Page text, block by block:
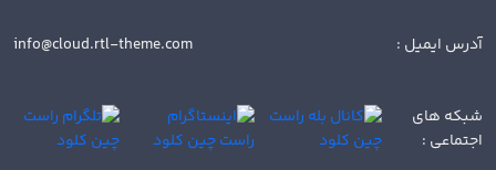
آدرس ایمیل : info@cloud.rtl-theme.com
شبکه های
اجتماعی :